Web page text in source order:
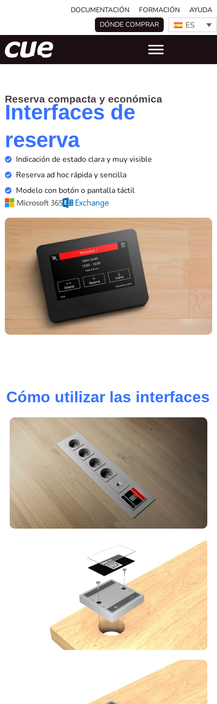
DOCUMENTACIÓN FORMACIÓN
AYUDA
DÓNDE COMPRAR
ES
Reserva compacta y económica
Interfaces de
reserva
Indicación de estado clara y muy visible
Reserva ad hoc rápida y sencilla
Modelo con botón o pantalla táctil
Cómo utilizar las interfaces